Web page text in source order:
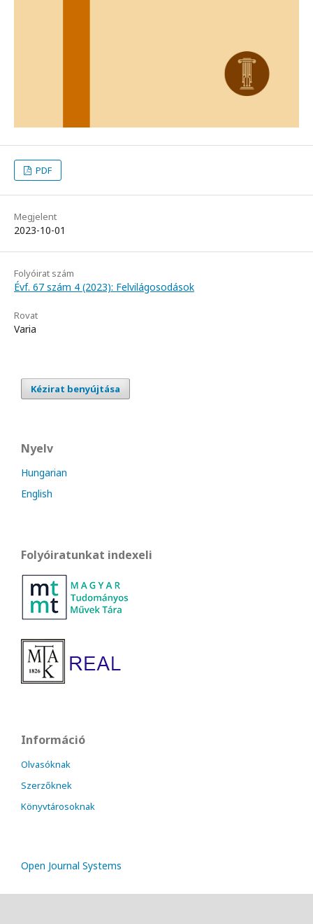
PDF
Megjelent
2023-10-01
Folyóirat szám
Évf. 67 szám 4 (2023): Felvilágosodások
Rovat
Varia
Kézirat benyújtása
Nyelv
Hungarian
English
Folyóiratunkat indexeli
Információ
Olvasóknak
Szerzőknek
Könyvtárosoknak
Open Journal Systems